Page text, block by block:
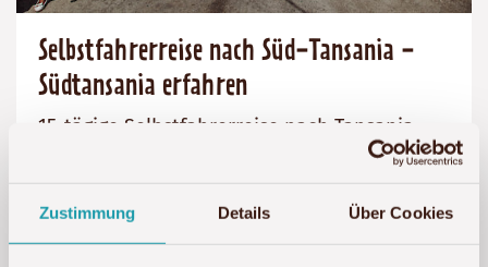
Zustimmung Details Über Cookies
Selbstfahrerreise nach Süd-Tansania -
Südtansania erfahren
15-tägige Selbstfahrerreise nach Tansania
Selbstfahrerreise
ab 3.050 € p. P. Details
Preis
(ab):
Dauer:
15
Reiseziel
Tansania